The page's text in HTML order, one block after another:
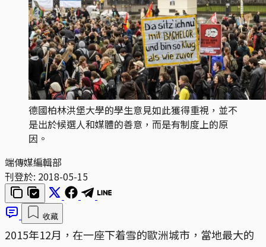
德國柏林洪堡大學的學生意見如此獲得重視，並不
是出於候選人和媒體的善意，而是有制度上的原
因。
端傳媒編輯部
刊登於: 2018-05-15
收藏
2015年12月，在一座下着雪的歐洲城市，當地最大的